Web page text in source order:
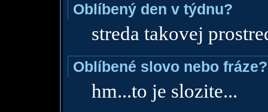
Oblíbený den v týdnu?
streda takovej
Oblíbené slovo nebo fráze?
hm...to je slozite...